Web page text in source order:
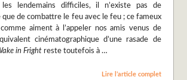
lendemains difficiles, il n’existe pas de
de combattre le feu avec le feu ; ce fameux
aiment à l’appeler nos amis venus de
cinématographique d’une rasade de
in Fright reste toutefois à …
Lire l’article complet